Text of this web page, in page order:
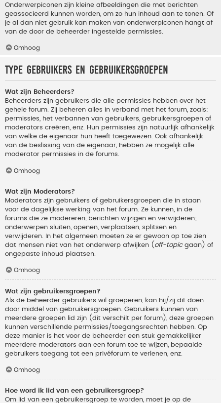
Onderwerpiconen zijn kleine afbeeldingen die met berichten
geassocieerd kunnen worden, om zo hun inhoud aan te tonen. Of
je al dan niet gebruik kan maken van onderwerpiconen hangt af
van de door de beheerder ingestelde permissies.
Omhoog
Type gebruikers en gebruikersgroepen
Wat zijn Beheerders?
Beheerders zijn gebruikers die alle permissies hebben over het
gehele forum. Zij beheren alles in verband met het forum, zoals:
permissies, het verbannen van gebruikers, gebruikersgroepen of
moderators creëren, enz. Hun permissies zijn natuurlijk afhankelijk
van welke de eigenaar hun heeft toegewezen. Ook afhankelijk
van de beslissing van de eigenaar, hebben ze mogelijk alle
moderator permissies in de forums.
Omhoog
Wat zijn Moderators?
Moderators zijn gebruikers of gebruikersgroepen die in staan
voor de dagelijkse werking van het forum. Ze kunnen, in de
forums die ze modereren, berichten wijzigen en verwijderen;
onderwerpen sluiten, openen, verplaatsen, splitsen en
verwijderen. In het algemeen moeten ze er gewoon op toe zien
dat mensen niet van het onderwerp afwijken ( off-topicgaan) of
ongepaste inhoud plaatsen.
Omhoog
Wat zijn gebruikersgroepen?
Als de beheerder gebruikers wil groeperen, kan hij/zij dit doen
door middel van gebruikersgroepen. Gebruikers kunnen van
meerdere groepen lid zijn (dit verschilt per forum), deze groepen
kunnen verschillende permissies/toegangsrechten hebben. Op
deze manier is het voor de beheerder een stuk gemakkelijker
meerdere moderators aan een forum toe te wijzen, bepaalde
gebruikers toegang tot een privéforum te verlenen, enz.
Omhoog
Hoe word ik lid van een gebruikersgroep?
Om lid van een gebruikersgroep te worden, moet je op de